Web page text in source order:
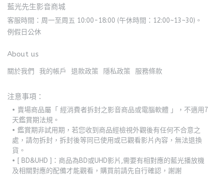
藍光先生影音商城
客服時間：周一至周五 10:00-18:00 (午休時間：12:00~13~30)。
例假日公休
About us
關於我們 我的帳戶 退款政策 隱私政策 服務條款
注意事項：
賣場商品屬「 經消費者拆封之影音商品或電腦軟體 」，不適用7
天鑑賞期法規。
鑑賞期非試用期，若您收到商品經檢視外觀後有任何不合意之
處，請勿拆封，拆封後等同已使用或已觀看影片內容，無法退換
貨。
[ BD&UHD ]：商品為BD或UHD影片,需要有相對應的藍光播放機
及相關對應的配備才能觀看，購買前請先自行確認，謝謝